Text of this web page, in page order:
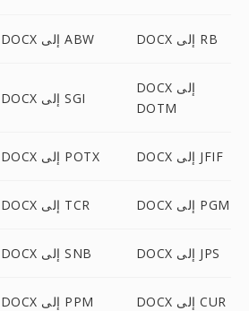
DOCX إلى ABW DOCX إلى RB
DOCX إلى SGI
DOCX إلى
DOTM
DOCX إلى POTX DOCX إلى JFIF
DOCX إلى TCR DOCX إلى PGM
DOCX إلى SNB DOCX إلى JPS
DOCX إلى PPM DOCX إلى CUR